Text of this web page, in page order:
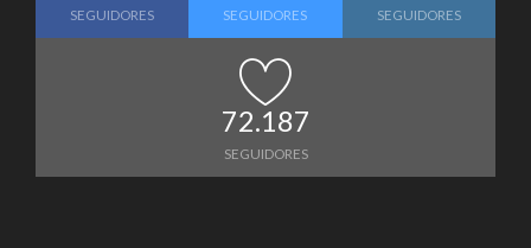
SEGUIDORES SEGUIDORES SEGUIDORES
72.187
SEGUIDORES